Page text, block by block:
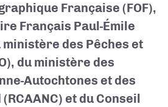
Française (FOF),
Français Paul-Émile
des Pêches et
du ministère des
Autochtones et des
et du Conseil